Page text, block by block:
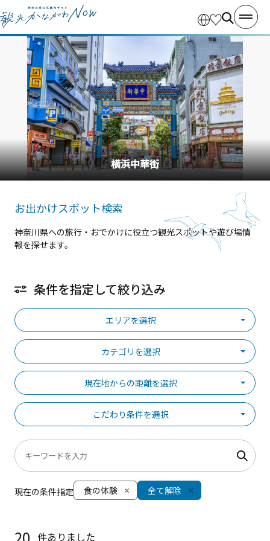
横浜中華街
お出かけスポット検索
神奈川県への旅行・おでかけに役立つ観光スポットや遊び場情
報を探せます。
条件を指定して絞り込み
エリアを選択
カテゴリを選択
現在地からの距離を選択
こだわり条件を選択
現在の条件指定 食の体験 全て解除
件ありました